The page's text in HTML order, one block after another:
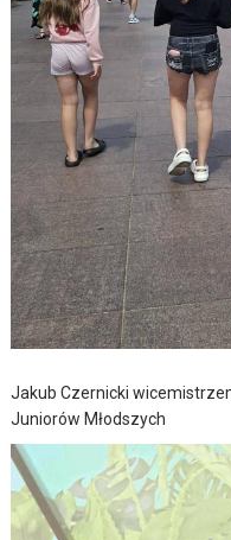
Jakub Czernicki
Juniorów Młodszych